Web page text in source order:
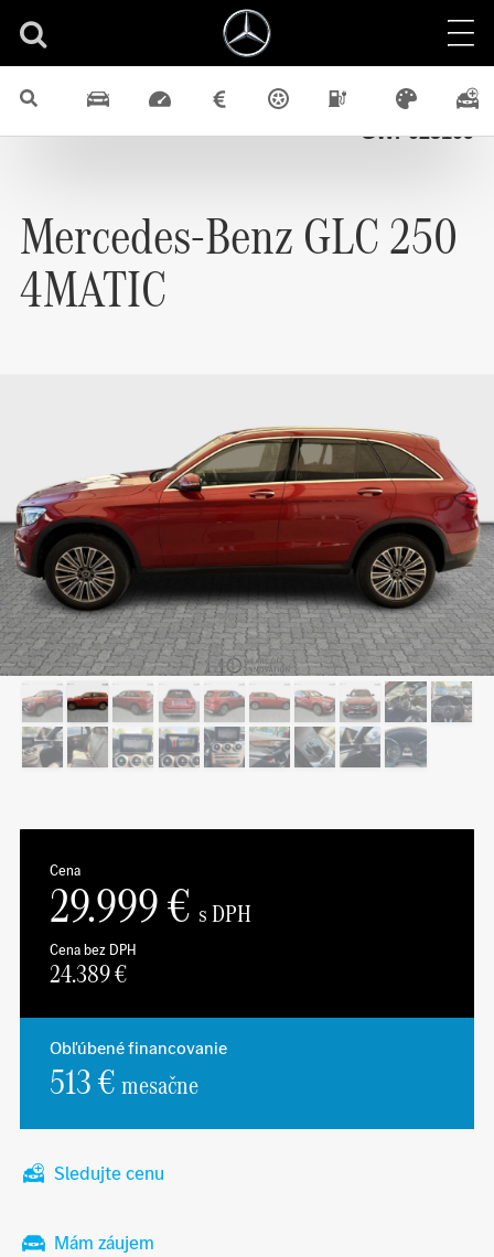
Jazdené vozidlá GLC 4x4 Benzín Sedan
GWP025109
Mercedes-BenzGLC 250
4MATIC
Cena
29.999€ s DPH
Cena bez DPH
24.389€
Obľúbené financovanie
513 €mesačne
Sledujte cenu
Mám záujem